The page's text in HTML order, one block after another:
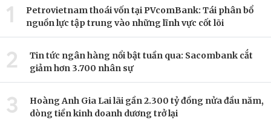
1
Petrovietnam thoái vốn tại PVcomBank: Tái phân bổ
nguồn lực tập trung vào những lĩnh vực cốt lõi
2
Tin tức ngân hàng nổi bật tuần qua: Sacombank cắt
giảm hơn 3.700 nhân sự
3
Hoàng Anh Gia Lai lãi gần 2.300 tỷ đồng nửa đầu năm,
dòng tiền kinh doanh dương trở lại